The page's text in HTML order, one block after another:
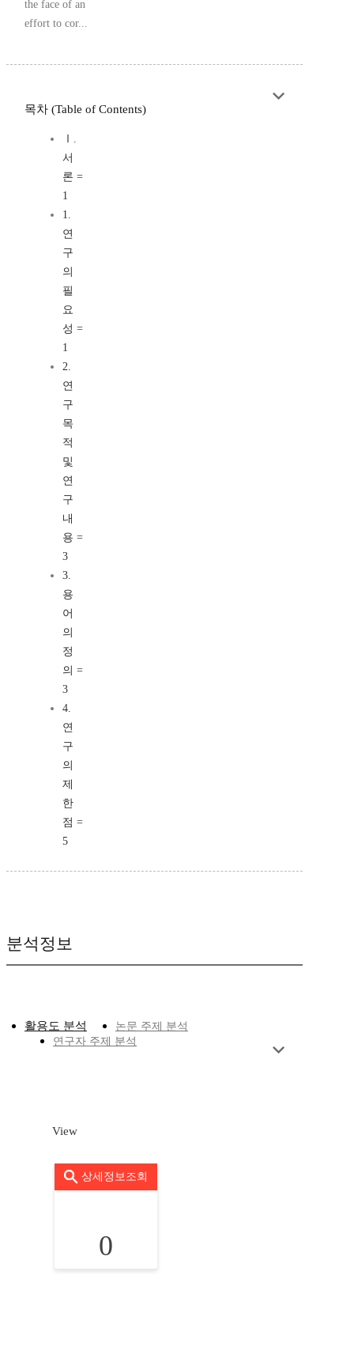
the face of an
effort to cor...
목차 (Table of Contents)
Ⅰ.
서
론 =
1
1.
연
구
의
필
요
성 =
1
2.
연
구
목
적
및
연
구
내
용 =
3
3.
용
어
의
정
의 =
3
4.
연
구
의
제
한
점 =
5
분석정보
활용도 분석
논문 주제 분석
연구자 주제 분석
View
상세정보조회
0